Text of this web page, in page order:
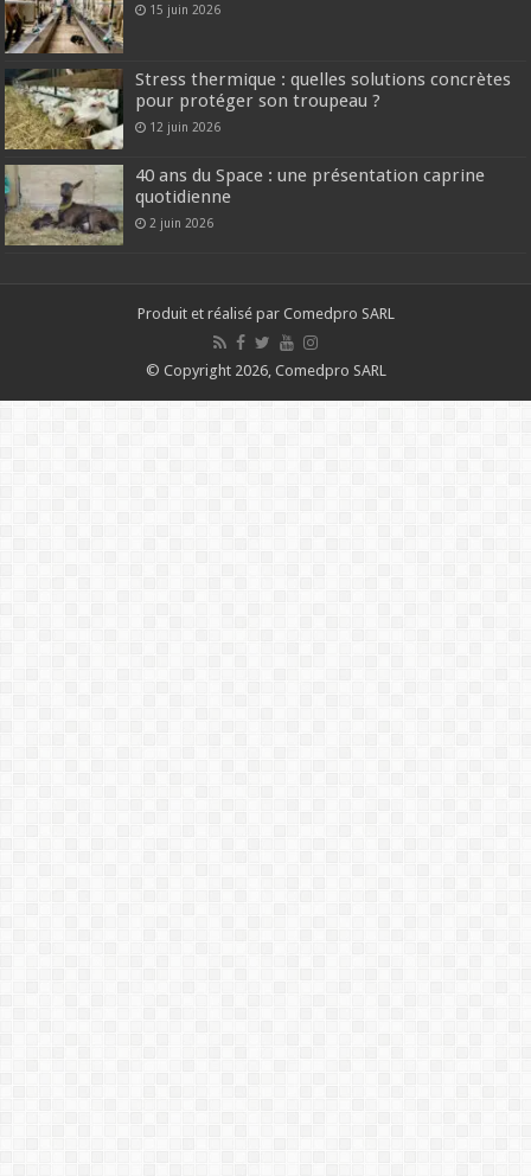
15 juin 2026
Stress thermique : quelles solutions concrètes
pour protéger son troupeau ?
12 juin 2026
40 ans du Space : une présentation caprine
quotidienne
2 juin 2026
Produit et réalisé par Comedpro SARL
© Copyright 2026, Comedpro SARL